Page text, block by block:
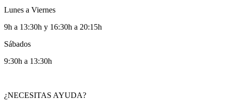
Lunes a Viernes
9h a 13:30h y 16:30h a 20:15h
Sábados
9:30h a 13:30h
¿NECESITAS AYUDA?